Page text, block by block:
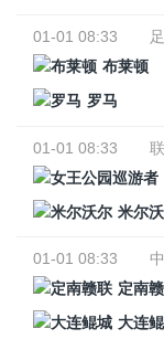
01-01 08:33
布莱顿
罗马
01-01 08:33
米尔
01-01 08:33
定南
大连